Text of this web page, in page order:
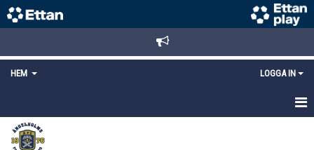
HEM LOGGA IN
STARTSIDA